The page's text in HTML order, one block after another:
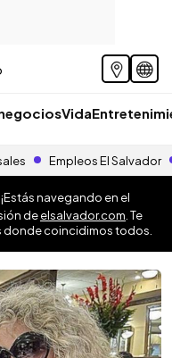
Vida
Empleos El Salvador
¡Estás navegando en el
deelsalvador.com . Te
donde coincidimos todos.